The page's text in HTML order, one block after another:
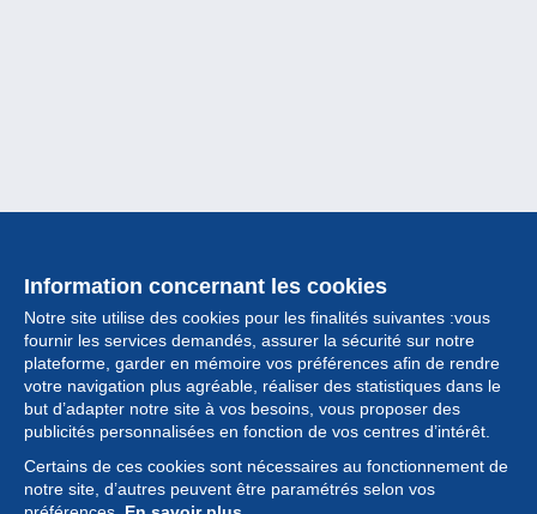
Information concernant les cookies
Notre site utilise des cookies pour les finalités suivantes :vous
fournir les services demandés, assurer la sécurité sur notre
plateforme, garder en mémoire vos préférences afin de rendre
votre navigation plus agréable, réaliser des statistiques dans le
but d’adapter notre site à vos besoins, vous proposer des
publicités personnalisées en fonction de vos centres d’intérêt.
Certains de ces cookies sont nécessaires au fonctionnement de
notre site, d’autres peuvent être paramétrés selon vos
Collection
Actualités